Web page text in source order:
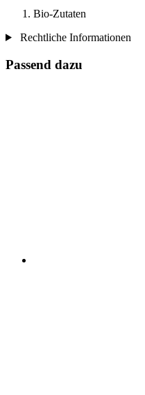
Bio-Zutaten
Rechtliche Informationen
Passend dazu